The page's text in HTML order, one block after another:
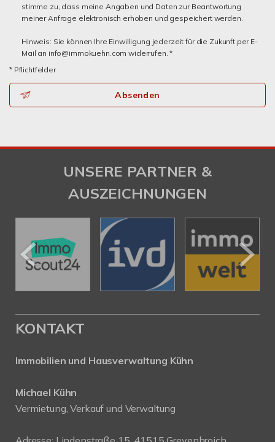
stimme zu, dass meine Angaben und Daten zur Beantwortung
meiner Anfrage elektronisch erhoben und gespeichert werden.
Hinweis: Sie können Ihre Einwilligung jederzeit für die Zukunft per E-
Mail an info@immokuehn.com widerrufen. *
* Pflichtfelder
Absenden
UNSERE PARTNER &
AUSZEICHNUNGEN
KONTAKT
Immobilien und Hausverwaltung Kühn
Michael Kühn
Vermietung, Verkauf und Verwaltung